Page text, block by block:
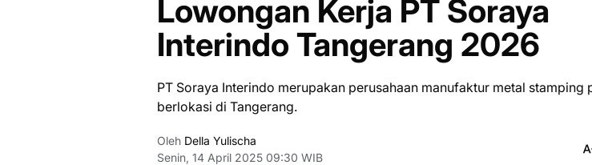
Lowongan Kerja PT Soraya
Interindo Tangerang 2026
PT Soraya Interindo merupakan perusahaan manufaktur metal stamping
berlokasi di Tangerang.
Oleh Della Yulischa
Senin, 14 April 2025 09:30 WIB